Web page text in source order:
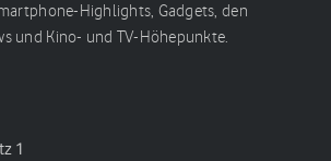
Highlights, Gadgets, den
und Kino- und TV-Höhepunkte.
1